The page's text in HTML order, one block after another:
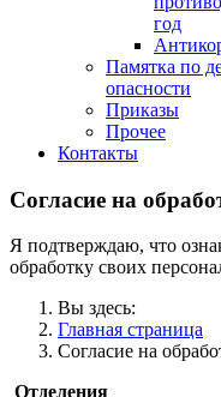
год
Памятка по
опасности
Приказы
Прочее
Контакты
Согласие на
Я подтверждаю, что
обработку своих
Вы здесь:
Главная страница
Согласие на
Отделения